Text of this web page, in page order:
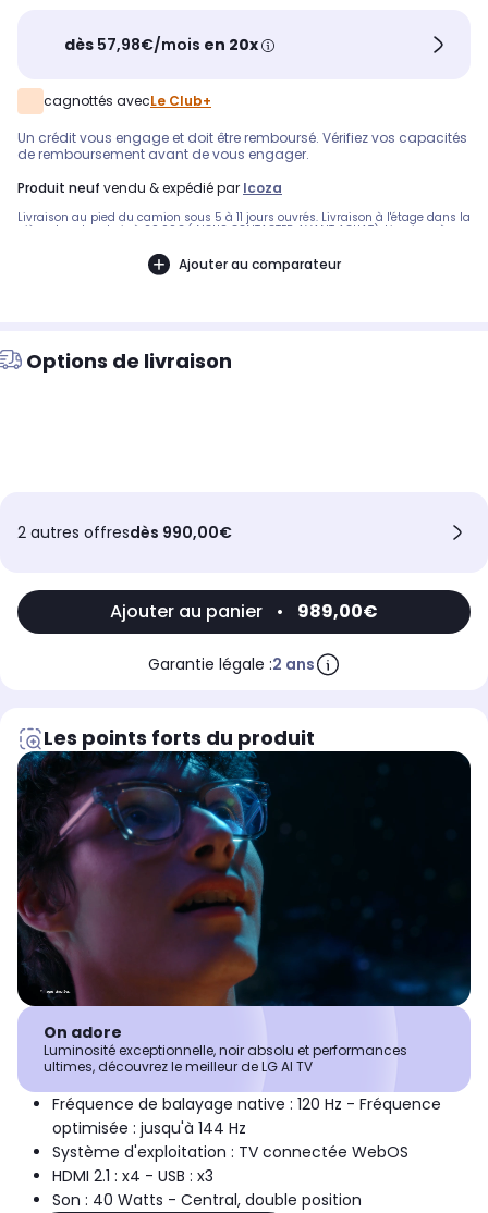
dès 57,98€/mois en 20x
cagnottés avecLe Club+
Un crédit vous engage et doit être remboursé. Vérifiez vos capacités
de remboursement avant de vous engager.
produit neuf vendu & expédié par Icoza
Livraison au pied du camion sous 5 à 11 jours ouvrés. Livraison à l'étage dans la
pièce de votre choix à 29.99€.( NOUS CONTACTER AVANT ACHAT). Livraison à
CONTACTER AVANT ACHAT). Pas de livraison: - corse. Garantie 2 ans pièce
mains d’œuvre et déplacement.Ajouter au comparateur
Options de livraison
2 autres offresdès 990,00€
Ajouter au panier • 989,00€
Garantie légale :2 ans
Les points forts du produit
On adore
Luminosité exceptionnelle, noir absolu et performances
ultimes, découvrez le meilleur de LG AI TV
Fréquence de balayage native : 120 Hz - Fréquence
optimisée : jusqu'à 144 Hz
Système d'exploitation : TV connectée WebOS
HDMI 2.1 : x4 - USB : x3
Son : 40 Watts - Central, double position